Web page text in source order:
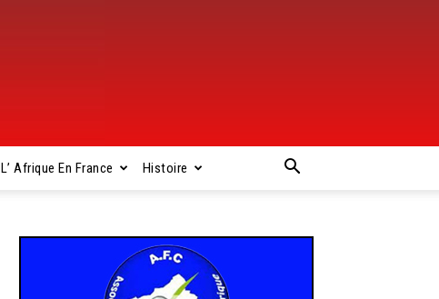
L’ Afrique En France Histoire